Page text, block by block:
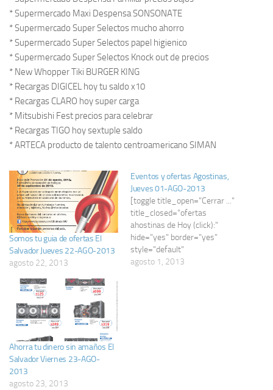
* Supermercado Maxi Despensa SONSONATE
* Supermercado Super Selectos mucho ahorro
* Supermercado Super Selectos papel higienico
* Supermercado Super Selectos Knock out de precios
* New Whopper Tiki BURGER KING
* Recargas DIGICEL hoy tu saldo x10
* Recargas CLARO hoy super carga
* Mitsubishi Fest precios para celebrar
* Recargas TIGO hoy sextuple saldo
* ARTECA producto de talento centroamericano SIMAN
Somos tu guia de ofertas El
Salvador Jueves 22-AGO-2013
agosto 22, 2013
Eventos y ofertas Agostinas,
Jueves 01-AGO-2013
[toggle title_open="Cerrar ..."
title_closed="ofertas
ahostinas de Hoy (click):"
hide="yes" border="yes"
style="default"
excerpt_length="0"
agosto 1, 2013
Ahorra tu dinero sin amaños El
Salvador Viernes 23-AGO-
2013
agosto 23, 2013